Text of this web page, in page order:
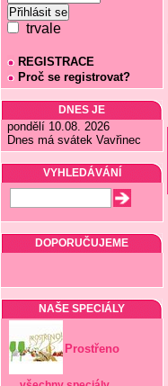
trvale
REGISTRACE
Proč se registrovat?
DNES JE
pondělí 10.08. 2026
Dnes má svátek Vavřinec
VYHLEDÁVÁNÍ
DOPORUČUJEME
NAŠE SPECIÁLY
Prostřeno